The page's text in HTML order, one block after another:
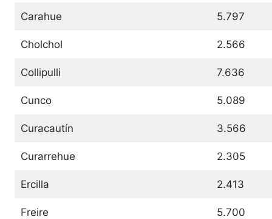
Carahue 5.797
Cholchol 2.566
Collipulli 7.636
Cunco 5.089
Curacautín 3.566
Curarrehue 2.305
Ercilla 2.413
Freire 5.700